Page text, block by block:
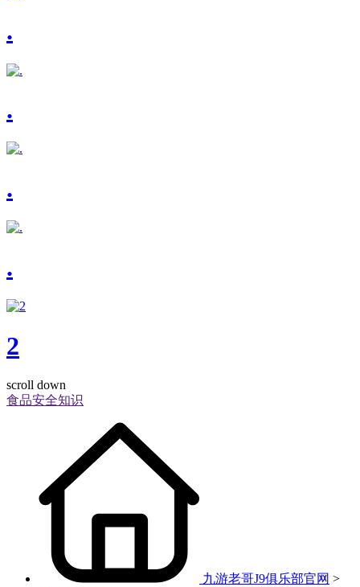
.
.
.
.
2
scroll down
食品安全知识
九游老哥J9俱乐部官网 >